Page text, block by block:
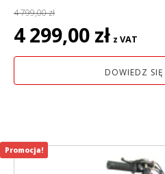
4 799,00zł
Pierwotna
cena
wynosiła:
4 299,00 zł cena
wynosi:
4
z VAT
DOWIEDZ SIĘ
Promocja!